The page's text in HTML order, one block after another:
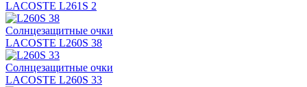
LACOSTE L261S 2
Солнцезащитные очки
LACOSTE L260S 38
Солнцезащитные очки
LACOSTE L260S 33